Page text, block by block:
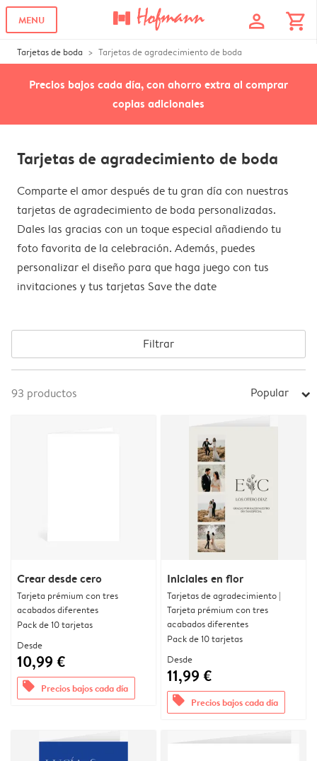
MENU profile shopping_cart
Tarjetas de boda Tarjetas de agradecimiento de boda
Precios bajos cada día, con ahorro extra al comprar
copias adicionales
Tarjetas de agradecimiento de boda
Comparte el amor después de tu gran día con nuestras
tarjetas de agradecimiento de boda personalizadas.
Dales las gracias con un toque especial añadiendo tu
foto favorita de la celebración. Además, puedes
personalizar el diseño para que haga juego con tus
invitaciones y tus tarjetas Save the date
Filtrar
93 productos Popular arrow_right
Crear desde cero
Tarjeta prémium con tres
acabados diferentes
Pack de 10 tarjetas
Desde
10,99 €
offers Precios bajos cada día
Iniciales en flor
Tarjetas de agradecimiento |
Tarjeta prémium con tres
acabados diferentes
Pack de 10 tarjetas
Desde
11,99 €
offers Precios bajos cada día